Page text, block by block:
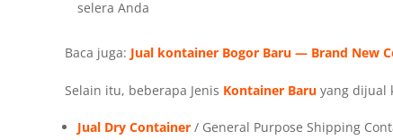
selera Anda
Baca juga: Jual kontainer Bogor Baru — Brand New
Selain itu, beberapa Jenis Kontainer Baruyang dijual
Jual Dry Container/ General Purpose Shipping